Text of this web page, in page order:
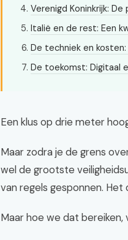
Verenigd Koninkrijk:
Italië en de rest: Een
De techniek en
De toekomst: Digitaal
Een klus op drie meter
Maar zodra je de grens
wel de grootste
van regels gesponnen.
Maar hoe we dat